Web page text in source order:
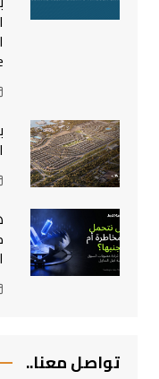
تواصل معنا..